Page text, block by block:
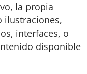
la propia
ilustraciones,
interfaces, o
disponible